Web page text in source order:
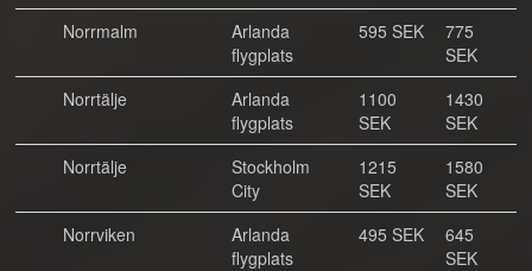
Norrmalm
Arlanda
flygplats
595 SEK
775
SEK
Norrtälje
Arlanda
flygplats
1100
SEK
1430
SEK
Norrtälje
Stockholm
City
1215
SEK
1580
SEK
Norrviken
Arlanda
flygplats
495 SEK
645
SEK